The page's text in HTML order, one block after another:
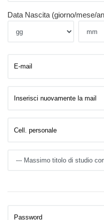
Data Nascita (giorno/mese/